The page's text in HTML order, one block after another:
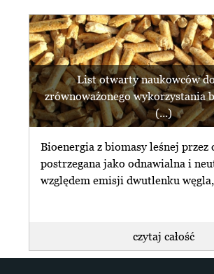
List otwarty naukowców
zrównoważonego wykorzystania
(...)
Bioenergia z biomasy leśnej przez
postrzegana jako odnawialna i
względem emisji dwutlenku
czytaj całość